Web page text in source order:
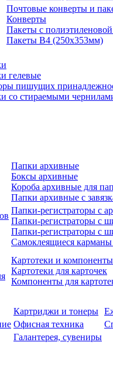
Почтовые конверты и
Конверты
Пакеты с
Пакеты В4 (250х353мм)
гелевые
пишущих
со стираемыми
Папки архивные
Боксы архивные
Короба архивные для
Папки архивные с
Папки-регистраторы с
Папки-регистраторы с
Папки-регистраторы с
Самоклеящиеся карманы
Картотеки и компоненты
Картотеки для карточек
Компоненты для
Картриджи и тонеры
Офисная техника
Галантерея, сувениры